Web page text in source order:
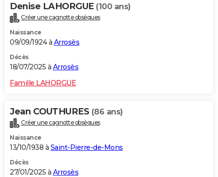
Carte de Noël
Carte Bonne année
Carte Saint-Valentin
Carte Pâques
Carte d'anniversaire
DICTIONNAIRE
Dictionnaire
Biographies
Citations
Expressions
Proverbes
PROGRAMME TV
S'inscrire
Se connecter
Lycées
Collèges
Primaires
Universités
Entreprises
Service militaire
Avis de recherche
AVIS DE DÉCÈS
FORUM
Denise LAHORGUE (100 ans)
Créer une cagnotte obsèques
Naissance
09/09/1924 à Arrosès
Décès
18/07/2025 à Arrosès
Famille LAHORGUE
Jean COUTHURES (86 ans)
Créer une cagnotte obsèques
Naissance
13/10/1938 à Saint-Pierre-de-Mons
Décès
27/01/2025 à Arrosès